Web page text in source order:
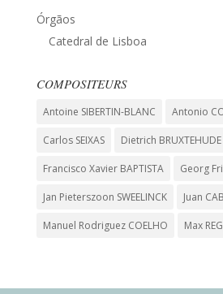
Órgãos
Catedral de Lisboa
COMPOSITEURS
Antoine SIBERTIN-BLANC Antonio
Carlos SEIXAS Dietrich BRUXTEHUDE
Francisco Xavier BAPTISTA Georg
Jan Pieterszoon SWEELINCK Juan
Manuel Rodriguez COELHO Max